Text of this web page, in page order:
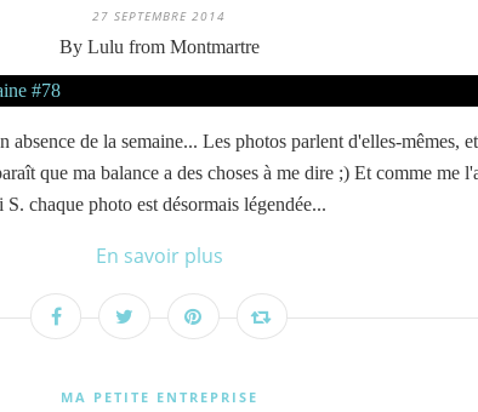
27 SEPTEMBRE 2014
By Lulu from Montmartre
absence de la semaine... Les photos parlent d'elles-mêmes,
que ma balance a des choses à me dire ;) Et comme me
chaque photo est désormais légendée...
En savoir plus
MA PETITE ENTREPRISE